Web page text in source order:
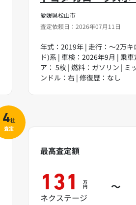
愛媛県松山市
査定依頼日：2026年07月11日
年式：2019年 | 走行：～2万キ
ド)系 | 車検：2026年9月 | 乗
ア： 5枚 | 燃料：ガソリン | ミ
ンドル：右 | 修復歴：なし
4社
査定
最高査定額
131 万
円 ～
ネクステージ